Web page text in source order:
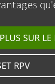
SUR LE
RPV